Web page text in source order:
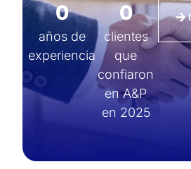
años de
experiencia
0
clientes
que
confiaron
en A&P
en 2025
0